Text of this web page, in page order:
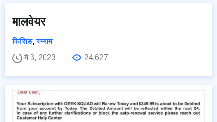
मालवेयर
फिसिङ,स्प्याम
मे 3, 2023
24,627